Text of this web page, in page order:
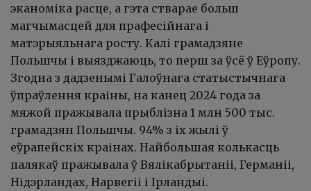
эканоміка расце, а гэта стварае больш
магчымасцей для прафесійнага і
матэрыяльнага росту. Калі грамадзяне
Польшчы і выязджаюць, то перш за ўсё ў Еўропу.
Згодна з дадзенымі Галоўнага статыстычнага
ўпраўлення краіны, на канец 2024 года за
мяжой пражывала прыблізна 1 млн 500 тыс.
грамадзян Польшчы. 94% з іх жылі ў
еўрапейскіх краінах. Найбольшая колькасць
палякаў пражывала ў Вялікабрытаніі, Германіі,
Нідэрландах, Нарвегіі і Ірландыі.